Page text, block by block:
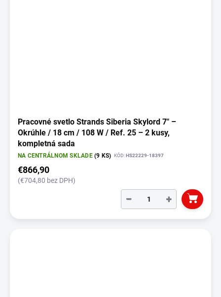
Pracovné svetlo Strands Siberia Skylord 7" –
Okrúhle / 18 cm / 108 W / Ref. 25 – 2 kusy,
kompletná sada
NA CENTRÁLNOM SKLADE(9 KS) KÓD:HS22229-18397
€866,90
(€704,80 bez DPH)
+
−